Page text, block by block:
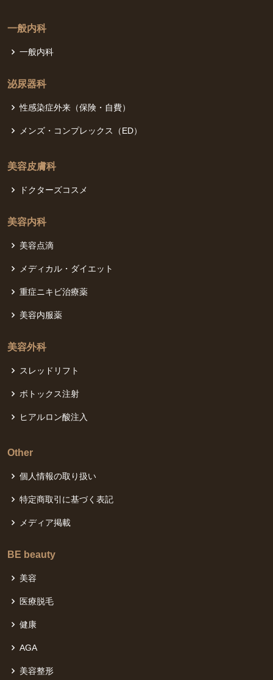
一般内科
一般内科
泌尿器科
性感染症外来（保険・自費）
メンズ・コンプレックス（ED）
美容皮膚科
ドクターズコスメ
美容内科
美容点滴
メディカル・ダイエット
重症ニキビ治療薬
美容内服薬
美容外科
スレッドリフト
ボトックス注射
ヒアルロン酸注入
Other
個人情報の取り扱い
特定商取引に基づく表記
メディア掲載
BE beauty
美容
医療脱毛
健康
AGA
美容整形